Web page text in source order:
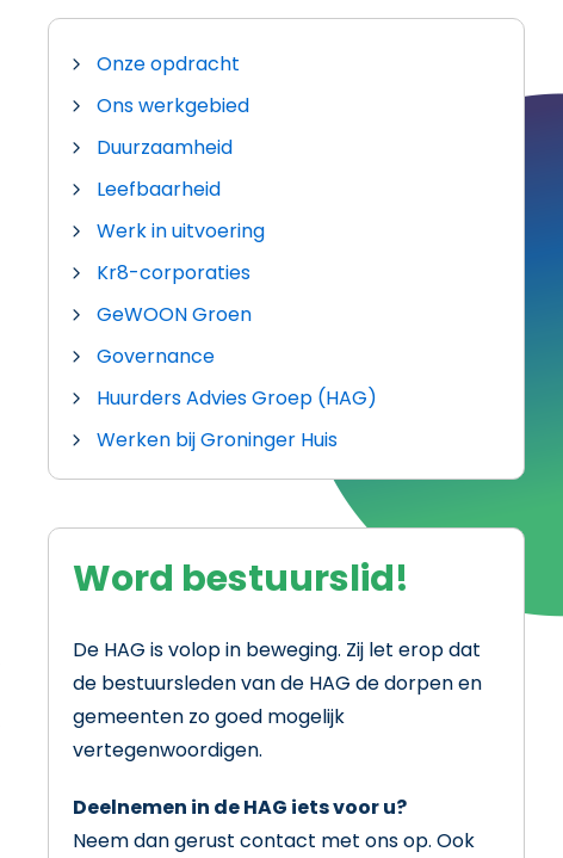
Onze opdracht
Ons werkgebied
Duurzaamheid
Leefbaarheid
Werk in uitvoering
Kr8-corporaties
GeWOON Groen
Governance
Huurders Advies Groep (HAG)
Werken bij Groninger Huis
Word bestuurslid!
De HAG is volop in beweging. Zij let erop dat
de bestuursleden van de HAG de dorpen en
gemeenten zo goed mogelijk
vertegenwoordigen.
Deelnemen in de HAG iets voor u?
Neem dan gerust contact met ons op. Ook